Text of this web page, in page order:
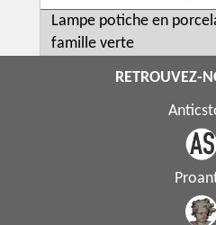
Lampe potiche en
famille verte
RETROUVEZ-